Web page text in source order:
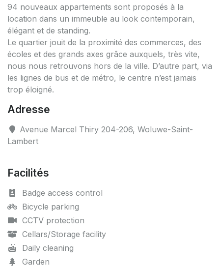
94 nouveaux appartements sont proposés à la
location dans un immeuble au look contemporain,
élégant et de standing.
Le quartier jouit de la proximité des commerces, des
écoles et des grands axes grâce auxquels, très vite,
nous nous retrouvons hors de la ville. D’autre part, via
les lignes de bus et de métro, le centre n’est jamais
trop éloigné.
Adresse
Avenue Marcel Thiry 204-206, Woluwe-Saint-
Lambert
Facilités
Badge access control
Bicycle parking
CCTV protection
Cellars/Storage facility
Daily cleaning
Garden